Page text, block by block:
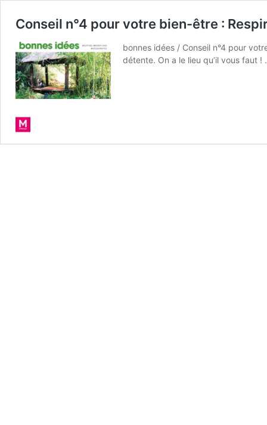
Conseil n°4 pour votre bien-être :
bonnes idées / Conseil n°4 pour
détente. On a le lieu qu’il vous faut